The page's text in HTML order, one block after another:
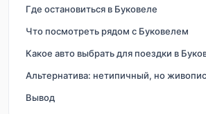
Где остановиться в Буковеле
Что посмотреть рядом с Буковелем
Какое авто выбрать для поездки в
Альтернатива: нетипичный, но
Вывод